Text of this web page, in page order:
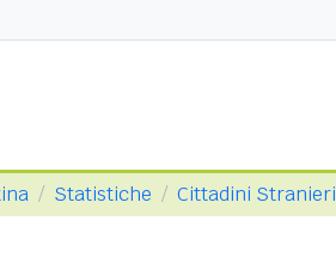
Statistiche Cittadini Stranieri